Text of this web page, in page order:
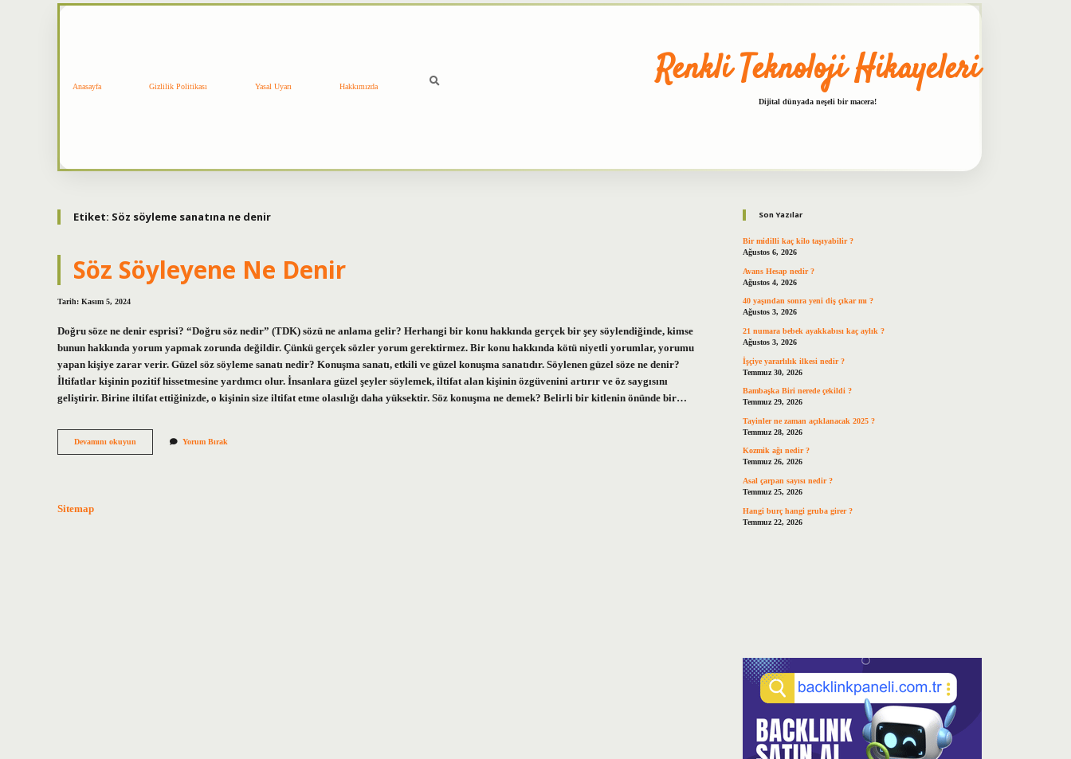
Anasayfa Gizlilik Politikası Yasal Uyarı Hakkımızda Renkli Teknoloji Hikayeleri
Dijital dünyada neşeli bir macera!
Etiket: Söz söyleme sanatına ne denir
Söz Söyleyene Ne Denir
Tarih: Kasım 5, 2024
Doğru söze ne denir esprisi? “Doğru söz nedir” (TDK) sözü ne anlama gelir? Herhangi bir konu hakkında gerçek bir şey söylendiğinde, kimse
bunun hakkında yorum yapmak zorunda değildir. Çünkü gerçek sözler yorum gerektirmez. Bir konu hakkında kötü niyetli yorumlar, yorumu
yapan kişiye zarar verir. Güzel söz söyleme sanatı nedir? Konuşma sanatı, etkili ve güzel konuşma sanatıdır. Söylenen güzel söze ne denir?
İltifatlar kişinin pozitif hissetmesine yardımcı olur. İnsanlara güzel şeyler söylemek, iltifat alan kişinin özgüvenini artırır ve öz saygısını
geliştirir. Birine iltifat ettiğinizde, o kişinin size iltifat etme olasılığı daha yüksektir. Söz konuşma ne demek? Belirli bir kitlenin önünde bir…
Devamını okuyun
Söyleyene
Yorum Bırak
Sitemap
Son Yazılar
Bir midilli kaç kilo taşıyabilir ?
Ağustos 6, 2026
Avans Hesap nedir ?
Ağustos 4, 2026
40 yaşından sonra yeni diş çıkar mı ?
Ağustos 3, 2026
21 numara bebek ayakkabısı kaç aylık ?
Ağustos 3, 2026
İşçiye yararlılık ilkesi nedir ?
Temmuz 30, 2026
Bambaşka Biri nerede çekildi ?
Temmuz 29, 2026
Tayinler ne zaman açıklanacak 2025 ?
Temmuz 28, 2026
Kozmik ağı nedir ?
Temmuz 26, 2026
Asal çarpan sayısı nedir ?
Temmuz 25, 2026
Hangi burç hangi gruba girer ?
Temmuz 22, 2026